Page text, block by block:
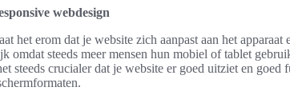
webdesign
het erom dat je website zich aanpast aan het apparaat
omdat steeds meer mensen hun mobiel of tablet
steeds crucialer dat je website er goed uitziet en goed